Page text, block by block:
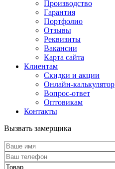
Производство
Гарантия
Портфолио
Отзывы
Реквизиты
Вакансии
Карта сайта
Клиентам
Скидки и акции
Онлайн-калькулятор
Вопрос-ответ
Оптовикам
Контакты
Вызвать замерщика